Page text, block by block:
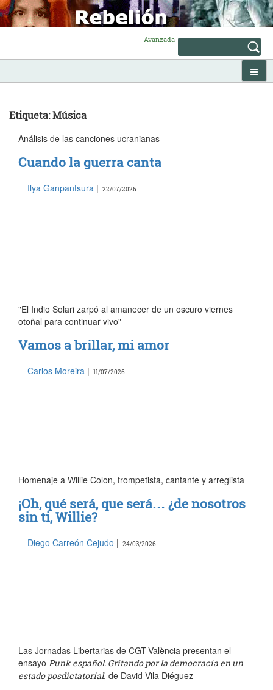
Skip
to
content
Avanzada
Etiqueta: Música
Análisis de las canciones ucranianas
Cuando la guerra canta
Ilya Ganpantsura | 22/07/2026
"El Indio Solari zarpó al amanecer de un oscuro viernes
otoñal para continuar vivo"
Vamos a brillar, mi amor
Carlos Moreira | 11/07/2026
Homenaje a Willie Colon, trompetista, cantante y arreglista
¡Oh, qué será, que será… ¿de nosotros
sin ti, Willie?
Diego Carreón Cejudo | 24/03/2026
Las Jornadas Libertarias de CGT-València presentan el
ensayo Punk español. Gritando por la democracia en un
estado posdictatorial, de David Vila Diéguez